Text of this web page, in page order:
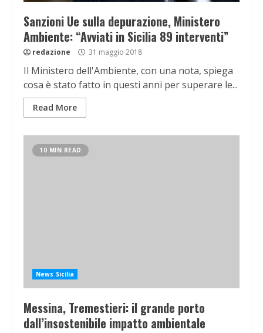
Sanzioni Ue sulla depurazione, Ministero
Ambiente: “Avviati in Sicilia 89 interventi”
redazione 31 maggio 2018
Il Ministero dell'Ambiente, con una nota, spiega
cosa è stato fatto in questi anni per superare le...
Read More
10 MIN READ
News Sicilia
Messina, Tremestieri: il grande porto
dall’insostenibile impatto ambientale